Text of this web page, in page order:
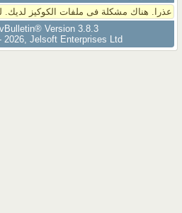
عذرا. هناك مشكلة فى ملفات الكوكيز لديك.
Version 3.8.3
Jelsoft Enterprises Ltd.